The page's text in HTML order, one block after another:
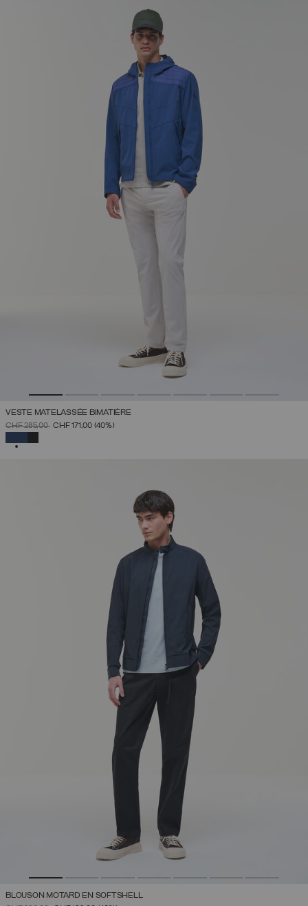
VESTE MATELASSÉE BIMATIÈRE
PRIX RÉDUIT DE
CHF 285,00ÀCHF 171,00 (40%)
BLOUSON MOTARD EN SOFTSHELL